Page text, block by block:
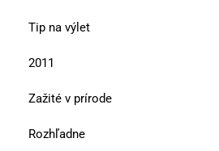
Tip na výlet
2011
Zažité v prírode
Rozhľadne